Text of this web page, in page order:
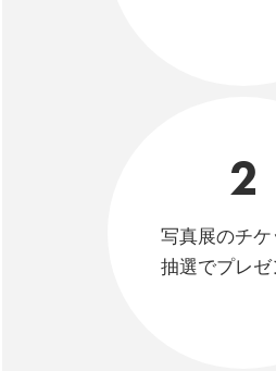
2
写真展のチケ
抽選でプレゼ